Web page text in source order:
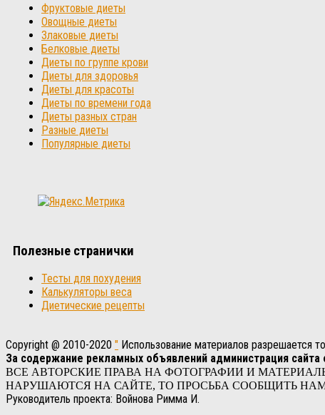
Фруктовые диеты
Овощные диеты
Злаковые диеты
Белковые диеты
Диеты по группе крови
Диеты для здоровья
Диеты для красоты
Диеты по времени года
Диеты разных стран
Разные диеты
Популярные диеты
Полезные странички
Тесты для похудения
Калькуляторы веса
Диетические рецепты
Copyright @ 2010-2020 " Использование материалов разрешается
За содержание рекламных объявлений администрация сайта
ВСЕ АВТОРСКИЕ ПРАВА НА ФОТОГРАФИИ И
НАРУШАЮТСЯ НА САЙТЕ, ТО ПРОСЬБА СООБЩИТЬ
Руководитель проекта: Войнова Римма И.